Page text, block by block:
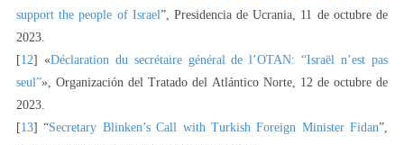
support the people of Israel”, Presidencia de Ucrania, 11 de octubre de
2023.
[12] «Déclaration du secrétaire général de l’OTAN: “Israël n’est pas
seul”», Organización del Tratado del Atlántico Norte, 12 de octubre de
2023.
[13] “Secretary Blinken’s Call with Turkish Foreign Minister Fidan”,